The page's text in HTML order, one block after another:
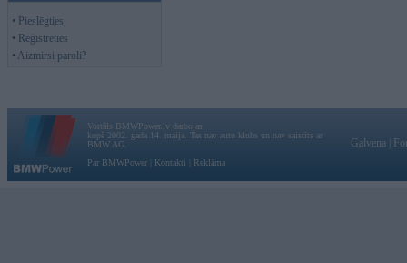
• Pieslēgties
• Reģistrēties
• Aizmirsi paroli?
Vortāls BMWPower.lv darbojas
kopš 2002. gada 14. maija. Tas nav auto klubs un nav saistīts ar
BMW AG.
Par BMWPower
Kontakti Reklāma
Galvena